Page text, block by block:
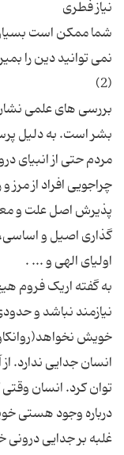
شما ممکن است بسیاری
نمی توانید دین را
بررسی های علمی
بشر است. به دلیل
مردم حتی از انبیای
چراجویی افراد از مرز
پذیرش اصل علت و
گذاری اصیل و
به گفته اریک فروم
نیازمند نباشد و
خویش
انسان جدایی ندارد.
توان کرد. انسان
درباره وجود هستی
غلبه بر جدایی